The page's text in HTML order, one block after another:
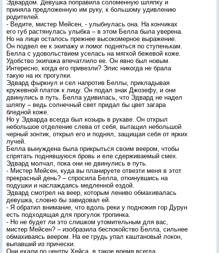
Эдвардом. Девушка поправила соломенную шляпку и
приняла предложенную им руку, к большому удивлению
родителей.
- Ведите, мистер Мейсен, - улыбнулась она. На кончиках
его губ растянулась улыбка – в этом Белла была уверена.
Но на лице осталось прежнее высокомерное выражение.
Он подвел ее к экипажу и помог подняться по ступенькам.
Белла с удовольствием уселась на мягкой бежевой коже.
Удобство экипажа впечатлило ее. Он явно был новым.
Интересно, когда его привезли? Элис никогда не брала
такую на их прогулки.
Эдвард фыркнул и сел напротив Беллы, прикладывая
кружевной платок к лицу. Он подал знак Джозефу, и они
двинулись в путь. Белла удивилась, что Эдвард не надел
шляпу – ведь солнечный свет придал бы цвет загара
бледной коже.
Но у Эдварда всегда был козырь в рукаве. Он открыл
небольшое отделение слева от себя, вытащил небольшой
черный зонтик, открыл его и поднял, защищая себя от ярких
лучей.
Белла вынуждена была прикрыться своим веером, чтобы
спрятать поднявшуюся бровь и еле сдерживаемый смех.
Эдвард молчал, пока они не двинулись в путь.
- Мистер Мейсен, куда вы планируете отвезти меня в этот
прекрасный день? – спросила Белла, откинувшись на
подушки и наслаждаясь медленной ездой.
Эдвард смотрел на веер, которым лениво обмахивалась
девушка, словно бы завидовал ей.
- Я обратил внимание, что вдоль реки у подножия гор Дурун
есть подходящая для прогулок тропинка.
- Но не будет ли это слишком утомительным для вас,
мистер Мейсен? – изобразила беспокойство Белла, сильнее
обмахиваясь веером. На ее грудь упал каштановый локон,
выпавший из прически.
Они ехали по центру Хейса, в такое время всегда